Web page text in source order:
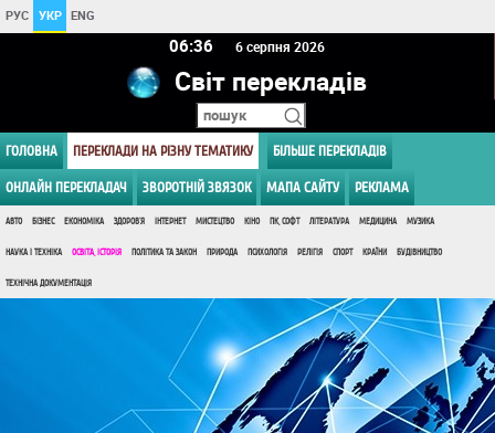
РУС УКР ENG
06 36 6 серпня 2026
Світ перекладів
ГОЛОВНА ПЕРЕКЛАДИ НА РІЗНУ ТЕМАТИКУ БІЛЬШЕ ПЕРЕКЛАДІВ
ОНЛАЙН ПЕРЕКЛАДАЧ ЗВОРОТНІЙ ЗВЯЗОК МАПА САЙТУ РЕКЛАМА
АВТО БІЗНЕС ЕКОНОМІКА ЗДОРОВ'Я ІНТЕРНЕТ МИСТЕЦТВО КІНО ПК, СОФТ ЛІТЕРАТУРА МЕДИЦИНА МУЗИКА
НАУКА І ТЕХНІКА ОСВІТА, ІСТОРІЯ ПОЛІТИКА ТА ЗАКОН ПРИРОДА ПСИХОЛОГІЯ РЕЛІГІЯ СПОРТ КРАЇНИ БУДІВНИЦТВО
ТЕХНІЧНА ДОКУМЕНТАЦІЯ